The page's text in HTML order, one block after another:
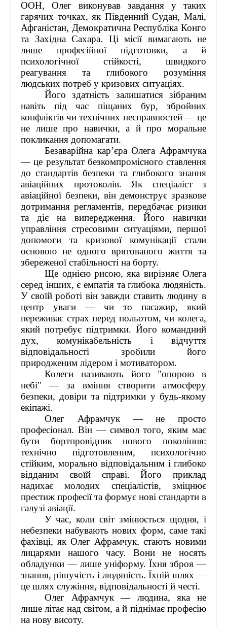
ООН, Олег виконував завдання у таких
гарячих точках, як Південний Судан, Малі,
Афганістан, Демократична Республіка Конго
та Західна Сахара. Ці місії вимагають не
лише професійної підготовки, а й
психологічної стійкості, швидкого
реагування та глибокого розуміння
людських потреб у кризових ситуаціях.
Його здатність залишатися зібраним
навіть під час піщаних бур, збройних
конфліктів чи технічних несправностей — це
не лише про навички, а й про моральне
покликання допомагати.
Безаварійна кар’єра Олега Афрамчука
— це результат безкомпромісного ставлення
до стандартів безпеки та глибокого знання
авіаційних протоколів. Як спеціаліст з
авіаційної безпеки, він демонструє зразкове
дотримання регламентів, передбачає ризики
та діє на випередження. Його навички
управління стресовими ситуаціями, першої
допомоги та кризової комунікації стали
основою не одного врятованого життя та
збереженої стабільності на борту.
Ще однією рисою, яка вирізняє Олега
серед інших, є емпатія та глибока людяність.
У своїй роботі він завжди ставить людину в
центр уваги — чи то пасажир, який
переживає страх перед польотом, чи колега,
який потребує підтримки. Його командний
дух, комунікабельність і відчуття
відповідальності зробили його
природженим лідером і мотиватором.
Колеги називають його "опорою в
небі" — за вміння створити атмосферу
безпеки, довіри та підтримки у будь-якому
екіпажі.
Олег Афрамчук — не просто
професіонал. Він — символ того, яким має
бути бортпровідник нового покоління:
технічно підготовленим, психологічно
стійким, морально відповідальним і глибоко
відданим своїй справі. Його приклад
надихає молодих спеціалістів, зміцнює
престиж професії та формує нові стандарти в
галузі авіації.
У час, коли світ змінюється щодня, і
небезпеки набувають нових форм, саме такі
фахівці, як Олег Афрамчук, стають новими
лицарями нашого часу. Вони не носять
обладунки — лише уніформу. Їхня зброя —
знання, рішучість і людяність. Їхній шлях —
це шлях служіння, відповідальності й честі.
Олег Афрамчук — людина, яка не
лише літає над світом, а й піднімає професію
на нову висоту.